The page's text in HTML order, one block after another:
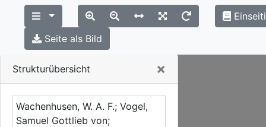
Strukturübersicht ×
Wachenhusen, W. A. F.; Vogel,
Samuel Gottlieb von;
Seite als Bild